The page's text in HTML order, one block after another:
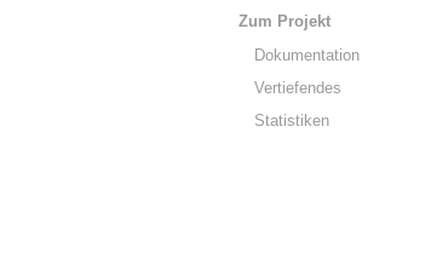
Zum Projekt
Dokumentation
Vertiefendes
Statistiken